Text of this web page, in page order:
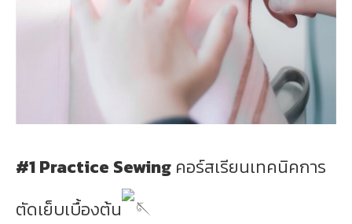
#1 Practice Sewing คอร์สเรียนเทคนิคการ
ตัดเย็บเบื้องต้น